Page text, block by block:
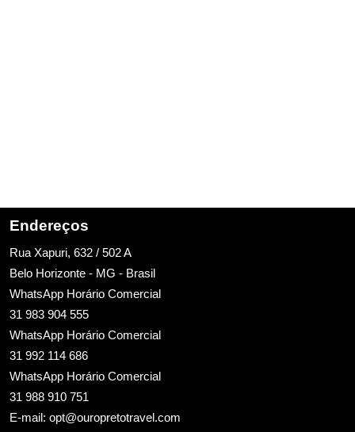
Endereços
Rua Xapuri, 632 / 502 A
Belo Horizonte - MG - Brasil
WhatsApp Horário Comercial
31 983 904 555
WhatsApp Horário Comercial
31 992 114 686
WhatsApp Horário Comercial
31 988 910 751
E-mail: opt@ouropretotravel.com